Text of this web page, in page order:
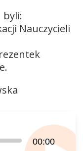
Nauczycieli
00:00